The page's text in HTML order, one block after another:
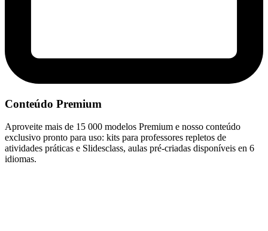
Conteúdo Premium
Aproveite mais de 15 000 modelos Premium e nosso conteúdo
exclusivo pronto para uso: kits para professores repletos de
atividades práticas e Slidesclass, aulas pré-criadas disponíveis en 6
idiomas.